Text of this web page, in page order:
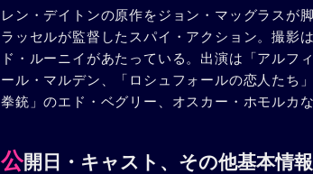
レン・デイトンの原作をジョン・マッグラスが
ラッセルが監督したスパイ・アクション。撮影
ド・ルーニイがあたっている。出演は「アルフ
ール・マルデン、「ロシュフォールの恋人たち
拳銃」のエド・ベグリー、オスカー・ホモルカ
公開日・キャスト、その他基本情報